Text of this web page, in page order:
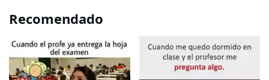
Recomendado